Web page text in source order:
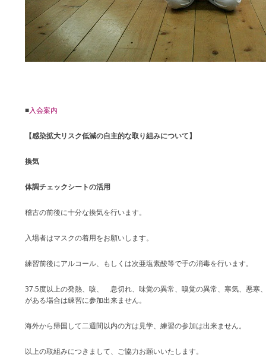
■入会案内
【感染拡大リスク低減の自主的な取り組みについて】
換気
体調チェックシートの活用
稽古の前後に十分な換気を行います。
入場者はマスクの着用をお願いします。
練習前後にアルコール、もしくは次亜塩素酸等で手の消毒を行います。
37.5度以上の発熱、咳、 息切れ、味覚の異常、嗅覚の異常、寒気、悪寒
がある場合は練習に参加出来ません。
海外から帰国して二週間以内の方は見学、練習の参加は出来ません。
以上の取組みにつきまして、ご協力お願いいたします。